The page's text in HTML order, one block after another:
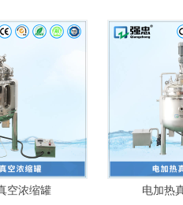
空浓缩罐 电加热